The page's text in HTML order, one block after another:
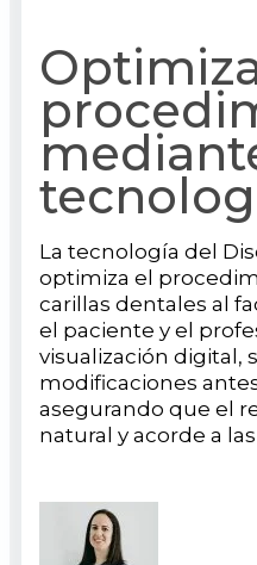
La tecnología del
optimiza el
carillas dentales al
el paciente y el
visualización digital,
modificaciones
asegurando que el
natural y acorde a